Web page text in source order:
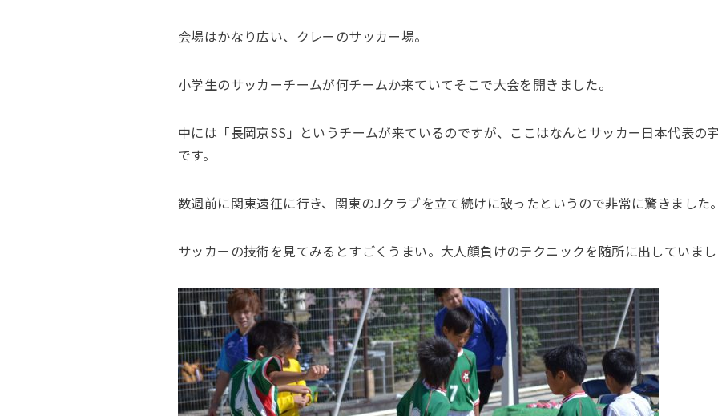
会場はかなり広い、クレーのサッカー場。
小学生のサッカーチームが何チームか来ていてそこで大会を開きました。
中には「長岡京SS」というチームが来ているのですが、ここはなんとサッカー日本代表の
です。
数週前に関東遠征に行き、関東のJクラブを立て続けに破ったというので非常に驚きました
サッカーの技術を見てみるとすごくうまい。大人顔負けのテクニックを随所に出していま